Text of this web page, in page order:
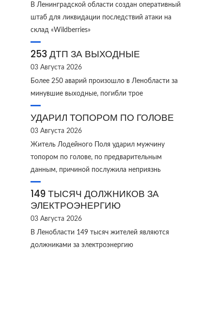
В Ленинградской области создан оперативный
штаб для ликвидации последствий атаки на
склад «Wildberries»
253 ДТП ЗА ВЫХОДНЫЕ
03 Августа 2026
Более 250 аварий произошло в Ленобласти за
минувшие выходные, погибли трое
УДАРИЛ ТОПОРОМ ПО ГОЛОВЕ
03 Августа 2026
Житель Лодейного Поля ударил мужчину
топором по голове, по предварительным
данным, причиной послужила неприязнь
149 ТЫСЯЧ ДОЛЖНИКОВ ЗА
ЭЛЕКТРОЭНЕРГИЮ
03 Августа 2026
В Ленобласти 149 тысяч жителей являются
должниками за электроэнергию